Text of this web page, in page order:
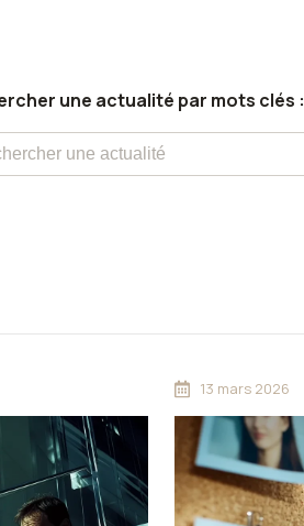
une actualité par mots clés :
13 mars 2026